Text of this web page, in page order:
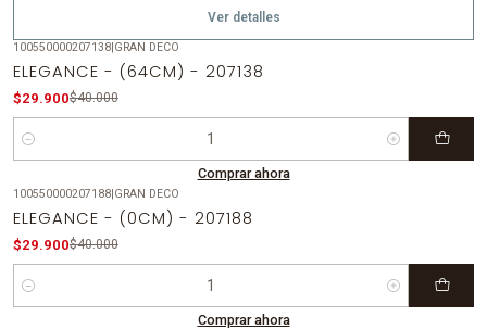
Ver detalles
100550000207138|GRAN DECO
ELEGANCE - (64CM) - 207138
$29.900$40.000
Cantidad
Comprar ahora
100550000207188|GRAN DECO
ELEGANCE - (0CM) - 207188
$29.900$40.000
Cantidad
Comprar ahora